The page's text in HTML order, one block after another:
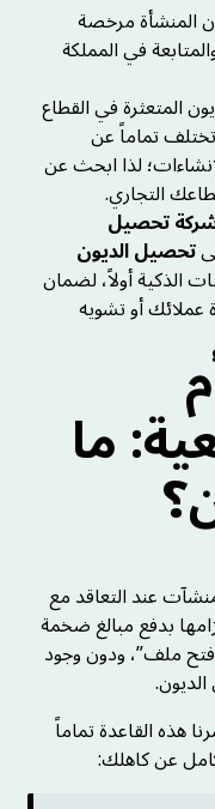
المنشأة مرخصة
في المملكة
المتعثرة في القطاع
تماماً عن
لذا ابحث عن
التجاري.
تحصيل
تحصيل الديون
الذكية أولاً، لضمان
أو تشويه
ما
عند التعاقد مع
بدفع مبالغ ضخمة
ملف”، ودون وجود
هذه القاعدة تماماً
عن كاهلك: